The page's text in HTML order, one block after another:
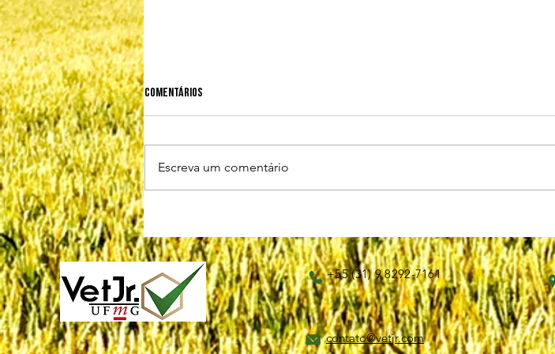
LEISHMANIOSE VISCERAL CANINA Como os gatos se Comunicam?
Comentários
Escreva um comentário
+55 (31) 9 8292-7161
contato@vetjr.com